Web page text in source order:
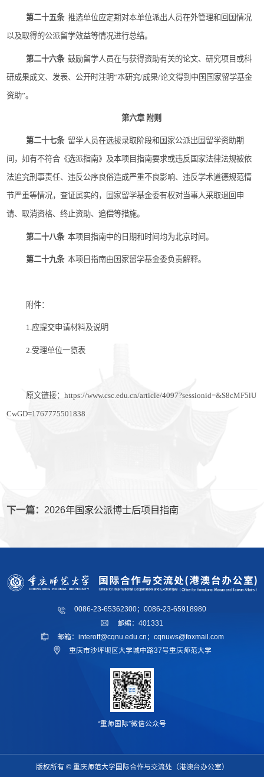
第二十五条 推选单位应定期对本单位派出人员在外管理和回国情况
以及取得的公派留学效益等情况进行总结。
第二十六条 鼓励留学人员在与获得资助有关的论文、研究项目或科
研成果成文、发表、公开时注明“本研究/成果/论文得到中国国家留学基金
资助”。
第六章 附则
第二十七条 留学人员在选拔录取阶段和国家公派出国留学资助期
间，如有不符合《选派指南》及本项目指南要求或违反国家法律法规被依
法追究刑事责任、违反公序良俗造成严重不良影响、违反学术道德规范情
节严重等情况，查证属实的，国家留学基金委有权对当事人采取退回申
请、取消资格、终止资助、追偿等措施。
第二十八条 本项目指南中的日期和时间均为北京时间。
第二十九条 本项目指南由国家留学基金委负责解释。
附件：
1.应提交申请材料及说明
2. 受理单位一览表
原文链接：https://www.csc.edu.cn/article/4097?sessionid=&S8cMF5lU
CwGD=1767775501838
下一篇： 2026年国家公派博士后项目指南
0086-23-65362300；0086-23-65918980
邮编：401331
邮箱：interoff@cqnu.edu.cn；cqnuws@foxmail.com
重庆市沙坪坝区大学城中路37号重庆师范大学
“重师国际”微信公众号
版权所有 © 重庆师范大学国际合作与交流处（港澳台办公室）